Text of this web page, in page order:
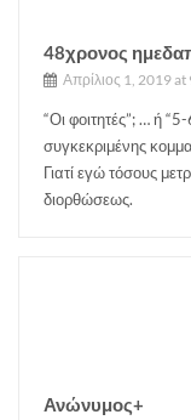
48χρονος
Απρίλιος 1, 2019
“Οι φοιτητές”; … ή
συγκεκριμένης
Γιατί εγώ τόσους
διορθώσεως.
Ανώνυμος+